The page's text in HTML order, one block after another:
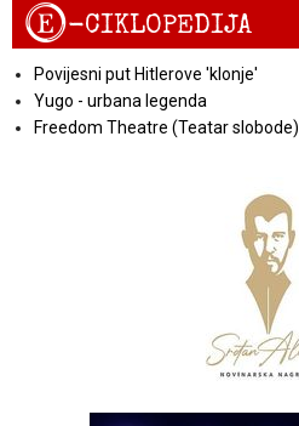
E-CIKLOPEDIJA
Povijesni put Hitlerove 'klonje'
Yugo - urbana legenda
Freedom Theatre (Teatar slobode)